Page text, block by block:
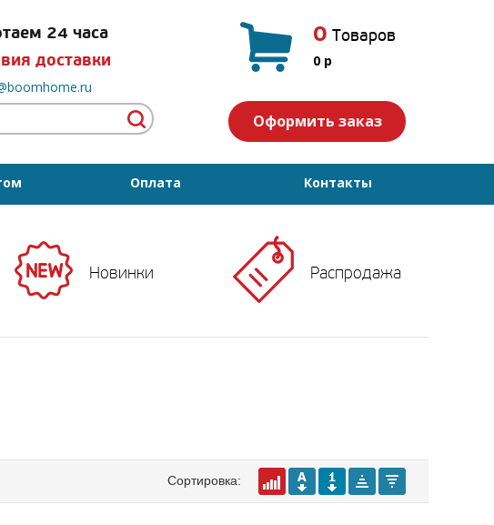
24 часа
доставки
0 Товаров
0 p
Оформить заказ
Оплата Контакты
Новинки Распродажа
Сортировка: